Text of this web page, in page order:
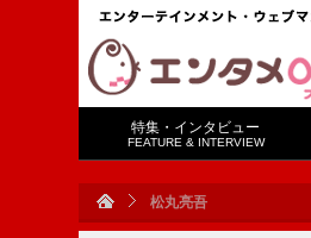
特集・インタビュー
FEATURE & INTERVIEW
松丸亮吾